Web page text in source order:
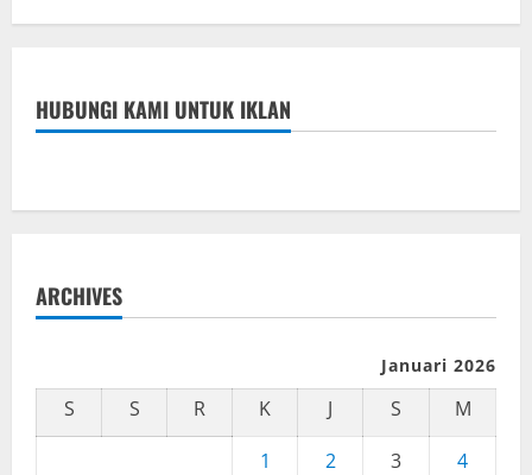
HUBUNGI KAMI UNTUK IKLAN
ARCHIVES
Januari 2026
S S R K J S
M
1
2 3
4